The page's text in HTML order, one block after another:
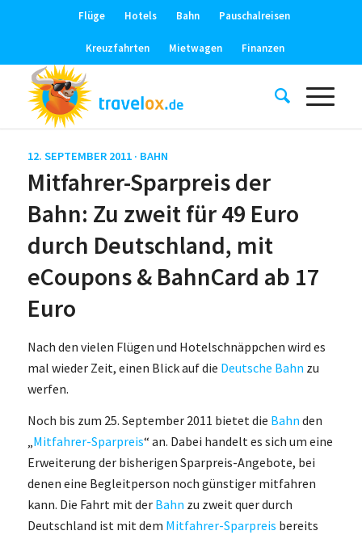
Flüge Hotels Bahn Pauschalreisen
Kreuzfahrten Mietwagen Finanzen
12. SEPTEMBER 2011 · BAHN
Mitfahrer-Sparpreis der
Bahn: Zu zweit für 49 Euro
durch Deutschland, mit
eCoupons & BahnCard ab 17
Euro
Nach den vielen Flügen und Hotelschnäppchen wird es
mal wieder Zeit, einen Blick auf die Deutsche Bahn zu
werfen.
Noch bis zum 25. September 2011 bietet die Bahn den
„Mitfahrer-Sparpreis“ an. Dabei handelt es sich um eine
Erweiterung der bisherigen Sparpreis-Angebote, bei
denen eine Begleitperson noch günstiger mitfahren
kann. Die Fahrt mit der Bahn zu zweit quer durch
Deutschland ist mit dem Mitfahrer-Sparpreis bereits